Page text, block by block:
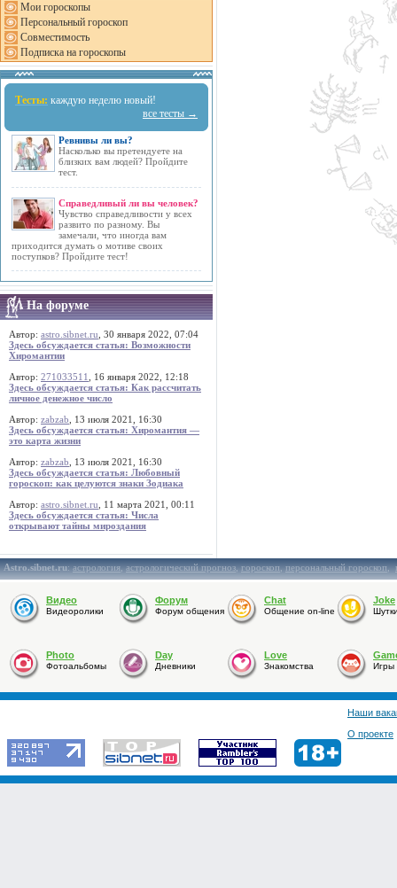
Мои гороскопы
Персональный гороскоп
Совместимость
Подписка на гороскопы
Тесты: каждую неделю новый!
все тесты →
Ревнивы ли вы?
Насколько вы претендуете на
близких вам людей? Пройдите
тест.
Справедливый ли вы человек?
Чувство справедливости у всех
развито по разному. Вы
замечали, что иногда вам
приходится думать о мотиве своих
поступков? Пройдите тест!
На форуме
Автор: astro.sibnet.ru , 30 января 2022, 07:04
Здесь обсуждается статья: Возможности
Хиромантии
Автор: 271033511
, 16 января 2022, 12:18
Здесь обсуждается статья: Как рассчитать
личное денежное число
Автор: zabzab , 13 июля 2021, 16:30
Здесь обсуждается статья: Хиромантия —
это карта жизни
Автор: zabzab , 13 июля 2021, 16:30
Здесь обсуждается статья: Любовный
гороскоп: как целуются знаки Зодиака
Автор: astro.sibnet.ru , 11 марта 2021, 00:11
Здесь обсуждается статья: Числа
открывают тайны мироздания
Astro.sibnet.ru:астрология,астрологический прогноз,гороскоп,персональный гороскоп,
Видео
Видеоролики
Форум
Форум общения
Chat
Общение on-line
Joke
Photo
Фотоальбомы
Day
Дневники
Love
Знакомства Игры
Наши
О проекте